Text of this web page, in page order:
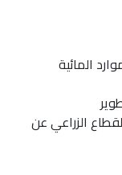
المائية
الزراعي عن